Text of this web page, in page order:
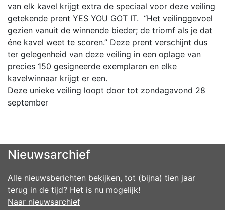
van elk kavel krijgt extra de speciaal voor deze veiling
getekende prent YES YOU GOT IT. “Het veilinggevoel
gezien vanuit de winnende bieder; de triomf als je dat
éne kavel weet te scoren.” Deze prent verschijnt dus
ter gelegenheid van deze veiling in een oplage van
precies 150 gesigneerde exemplaren en elke
kavelwinnaar krijgt er een.
Deze unieke veiling loopt door tot zondagavond 28
september
Nieuwsarchief
Alle nieuwsberichten bekijken, tot (bijna) tien jaar
terug in de tijd? Het is nu mogelijk!
Naar nieuwsarchief